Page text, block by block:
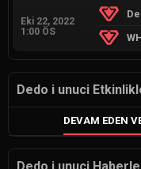
Eki 22, 2022
1:00 ÖS
Dedo i unuci
DEVAM EDEN